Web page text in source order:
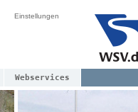
Einstellungen
Webservices